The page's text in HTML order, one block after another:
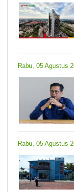
Rabu, 05 Agustus
Rabu, 05 Agustus